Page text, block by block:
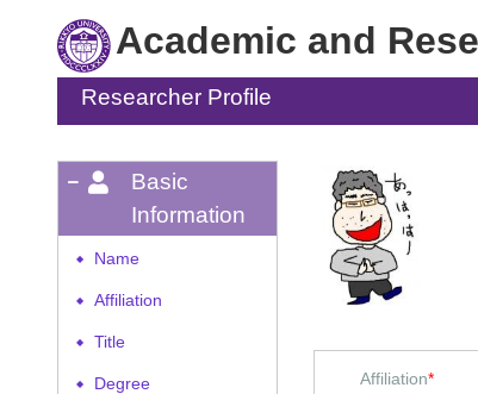
Academic and
Researcher Profile
Basic
Information
◆ Name
◆ Affiliation
◆ Title
◆ Degree Affiliation*